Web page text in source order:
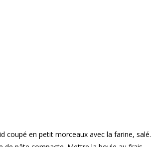
coupé en petit morceaux avec la farine, salé.